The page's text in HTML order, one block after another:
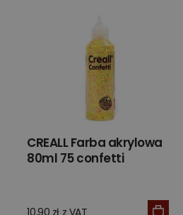
CREALL Farba akrylowa
80ml 75 confetti
10,90 zł z VAT